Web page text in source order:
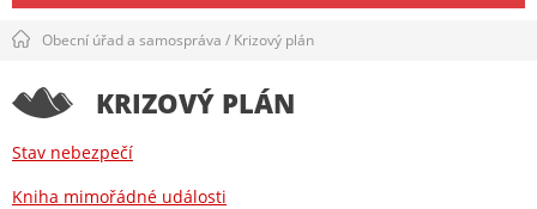
Obecní úřad a samospráva / Krizový plán
KRIZOVÝ PLÁN
Stav nebezpečí
Kniha mimořádné události